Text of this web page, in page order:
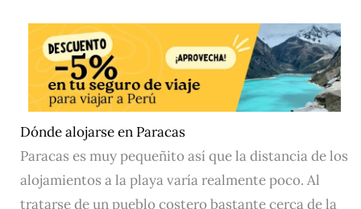
Dónde alojarse en Paracas
Paracas es muy pequeñito así que la distancia de los
alojamientos a la playa varía realmente poco. Al
tratarse de un pueblo costero bastante cerca de la